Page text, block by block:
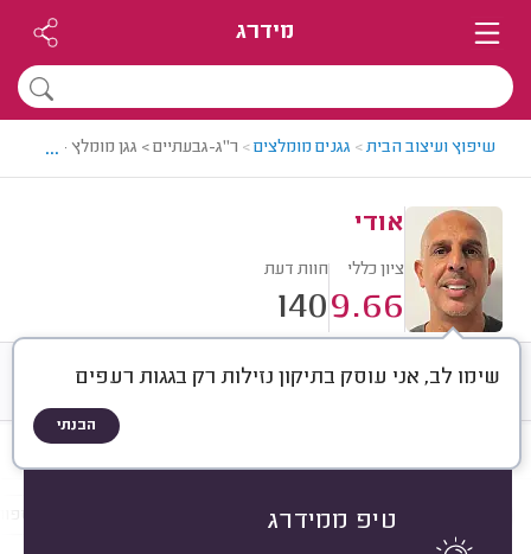
מידרג
שיפוץ ועיצוב הבית> גגנים מומלצים> ר"ג-גבעתיים > גגן מומלץ - אודי
...
אודי
ציון כללי
9.66
חוות דעת
140
שימו לב, אני עוסק בתיקון נזילות רק בגגות רעפים
הבנתי
טיפ ממידרג
חוות דעת ממוצע רישוי ותעודות
בניית גגות